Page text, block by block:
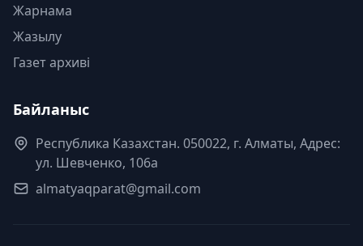
Жарнама
Жазылу
Газет архиві
Байланыс
Республика Казахстан. 050022, г. Алматы, Адрес:
ул. Шевченко, 106а
almatyaqparat@gmail.com